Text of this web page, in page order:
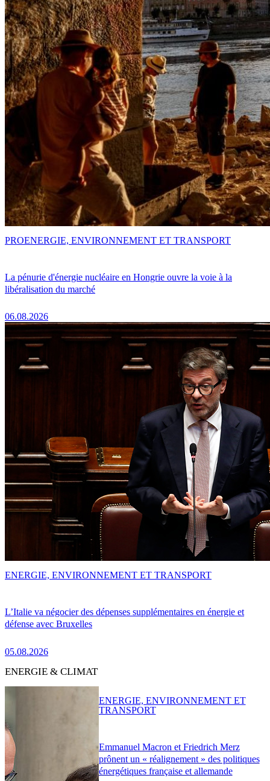
La pénurie d'énergie nucléaire en Hongrie ouvre la voie à la
libéralisation du marché
06.08.2026
PROENERGIE, ENVIRONNEMENT ET TRANSPORT
L’Italie va négocier des dépenses supplémentaires en énergie et
défense avec Bruxelles
05.08.2026
ENERGIE, ENVIRONNEMENT ET TRANSPORT
ENERGIE & CLIMAT
Emmanuel Macron et Friedrich Merz
prônent un « réalignement » des politiques
énergétiques française et allemande
ENERGIE, ENVIRONNEMENT ET
TRANSPORT